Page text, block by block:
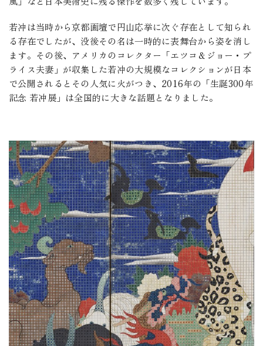
若冲は当時から京都画壇で円山応挙に次ぐ存在として知られ
る存在でしたが、没後その名は一時的に表舞台から姿を消し
ます。その後、アメリカのコレクター「エツコ＆ジョー・プ
ライス夫妻」が収集した若冲の大規模なコレクションが日本
で公開されるとその人気に火がつき、2016年の「生誕300年
記念 若冲展」は全国的に大きな話題となりました。